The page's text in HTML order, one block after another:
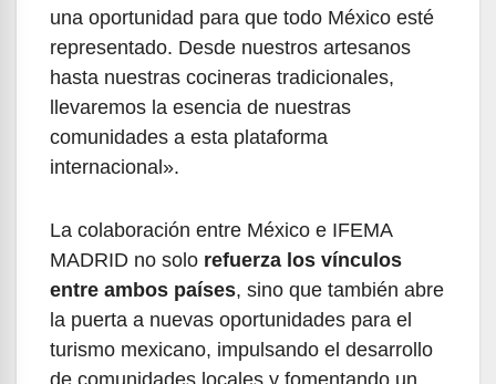
una oportunidad para que todo México esté
representado. Desde nuestros artesanos
hasta nuestras cocineras tradicionales,
llevaremos la esencia de nuestras
comunidades a esta plataforma
internacional».
La colaboración entre México e IFEMA
MADRID no solo refuerza los vínculos
entre ambos países, sino que también abre
la puerta a nuevas oportunidades para el
turismo mexicano, impulsando el desarrollo
de comunidades locales y fomentando un